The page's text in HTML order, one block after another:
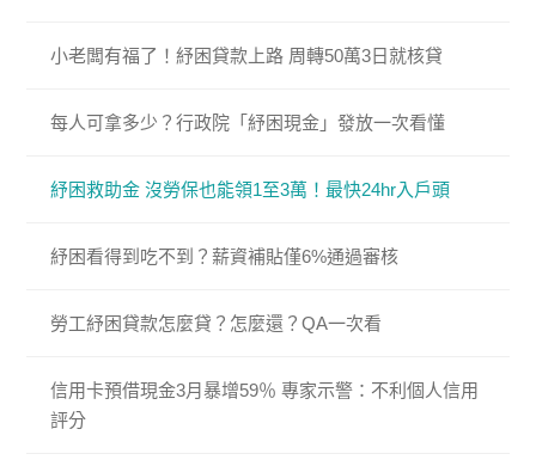
小老闆有福了！紓困貸款上路 周轉50萬3日就核貸
每人可拿多少？行政院「紓困現金」發放一次看懂
紓困救助金 沒勞保也能領1至3萬！最快24hr入戶頭
紓困看得到吃不到？薪資補貼僅6%通過審核
勞工紓困貸款怎麼貸？怎麼還？QA一次看
信用卡預借現金3月暴增59％ 專家示警：不利個人信用
評分​​​​​​​